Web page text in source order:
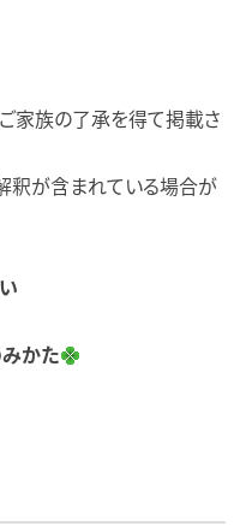
家族の了承を得て掲載さ
釈が含まれている場合が
かた